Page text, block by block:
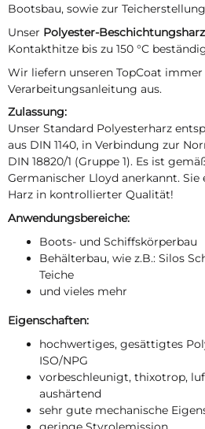
Bootsbau, sowie zur
Unser Polyester-Beschichtungsharz
Kontakthitze bis zu 150 °C
Wir liefern unseren TopCoat
Verarbeitungsanleitung aus.
Zulassung:
Unser Standard Polyesterharz
aus DIN 1140, in Verbindung zur
DIN 18820/1 (Gruppe 1). Es ist
Germanischer Lloyd anerkannt.
Harz in kontrollierter Qualität!
Anwendungsbereiche:
Boots- und Schiffskörperbau
Behälterbau, wie z.B.: Silos
Teiche
und vieles mehr
Eigenschaften:
hochwertiges, gesättigtes
ISO/NPG
vorbeschleunigt, thixotrop,
aushärtend
sehr gute mechanische